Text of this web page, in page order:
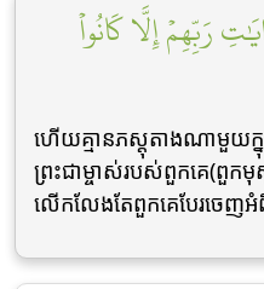
رَبِّهِمۡ إِلَّا كَانُواْ
ហើយគ្មានភស្តុតាងណាមួយ
ព្រះជាម្ចាស់របស់ពួកគេ(ពួ
លើកលែងតែពួកគេបែរចេញអំ